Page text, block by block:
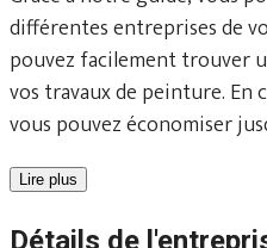
différentes entreprises de
pouvez facilement trouver
vos travaux de peinture. En
vous pouvez économiser
Lire plus
Détails de